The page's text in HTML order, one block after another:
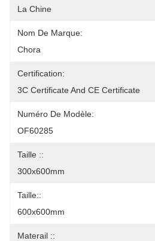
La Chine
Nom De Marque:
Chora
Certification:
3C Certificate And CE Certificate
Numéro De Modèle:
OF60285
Taille ::
300x600mm
Taille::
600x600mm
Materail ::